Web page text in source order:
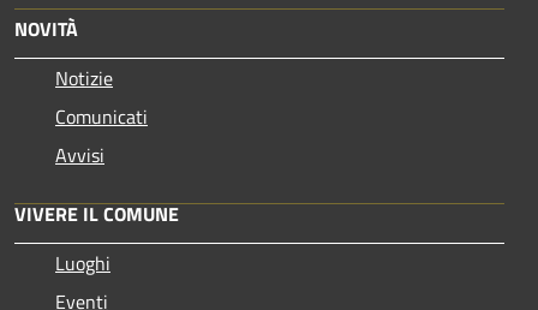
NOVITÀ
Notizie
Comunicati
Avvisi
VIVERE IL COMUNE
Luoghi
Eventi